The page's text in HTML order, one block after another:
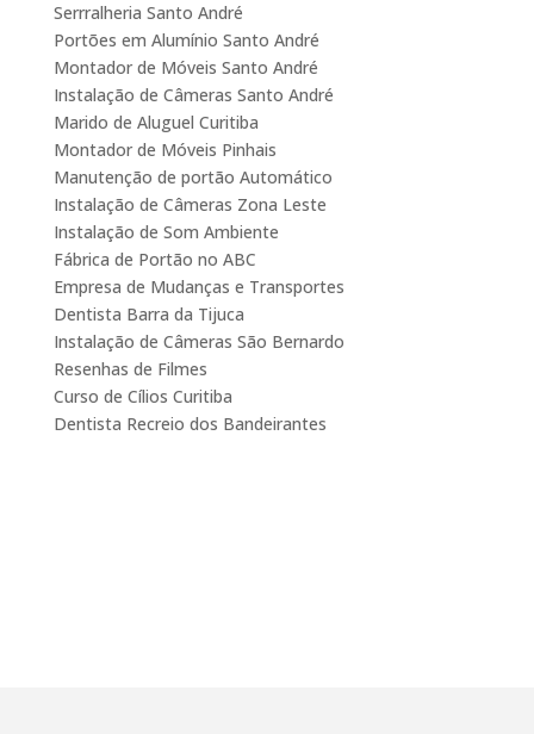
Serrralheria Santo André
Portões em Alumínio Santo André
Montador de Móveis Santo André
Instalação de Câmeras Santo André
Marido de Aluguel Curitiba
Montador de Móveis Pinhais
Manutenção de portão Automático
Instalação de Câmeras Zona Leste
Instalação de Som Ambiente
Fábrica de Portão no ABC
Empresa de Mudanças e Transportes
Dentista Barra da Tijuca
Instalação de Câmeras São Bernardo
Resenhas de Filmes
Curso de Cílios Curitiba
Dentista Recreio dos Bandeirantes